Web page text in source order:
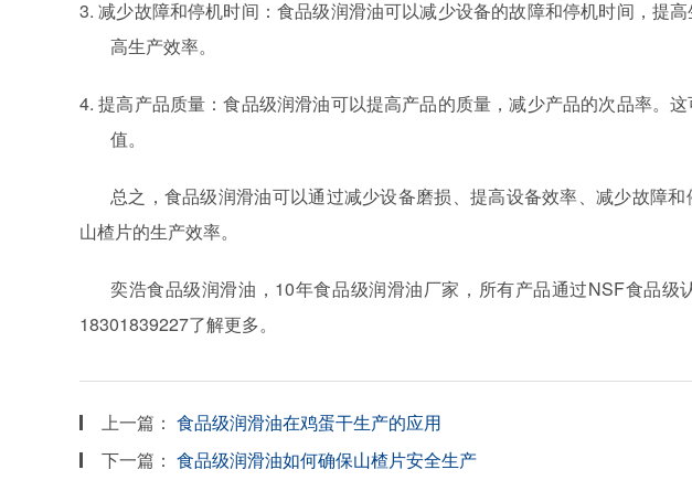
3. 减少故障和停机时间：食品级润滑油可以减少设备的故障和停机时间，提
高生产效率。
4. 提高产品质量：食品级润滑油可以提高产品的质量，减少产品的次品率。
值。
总之，食品级润滑油可以通过减少设备磨损、提高设备效率、减少故障
山楂片的生产效率。
奕浩食品级润滑油，10年食品级润滑油厂家，所有产品通过NSF食品级
18301839227了解更多。
上一篇： 食品级润滑油在鸡蛋干生产的应用
下一篇： 食品级润滑油如何确保山楂片安全生产